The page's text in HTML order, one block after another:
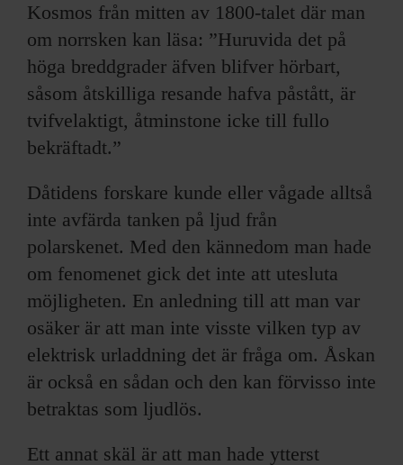
Kosmos från mitten av 1800-talet där man
om norrsken kan läsa: ”Huruvida det på
höga breddgrader äfven blifver hörbart,
såsom åtskilliga resande hafva påstått, är
tvifvelaktigt, åtminstone icke till fullo
bekräftadt.”
Dåtidens forskare kunde eller vågade alltså
inte avfärda tanken på ljud från
polarskenet. Med den kännedom man hade
om fenomenet gick det inte att utesluta
möjligheten. En anledning till att man var
osäker är att man inte visste vilken typ av
elektrisk urladdning det är fråga om. Åskan
är också en sådan och den kan förvisso inte
betraktas som ljudlös.
Ett annat skäl är att man hade ytterst